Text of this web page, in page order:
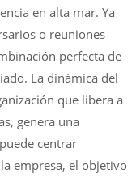
en alta mar. Ya
o reuniones
perfecta de
La dinámica del
que libera a
genera una
centrar
empresa, el objetivo